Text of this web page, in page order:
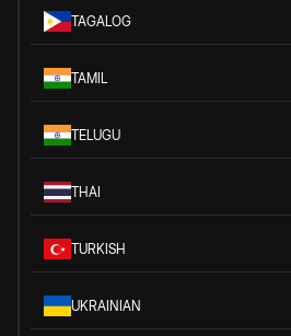
TAGALOG
TAMIL
TELUGU
THAI
TURKISH
UKRAINIAN